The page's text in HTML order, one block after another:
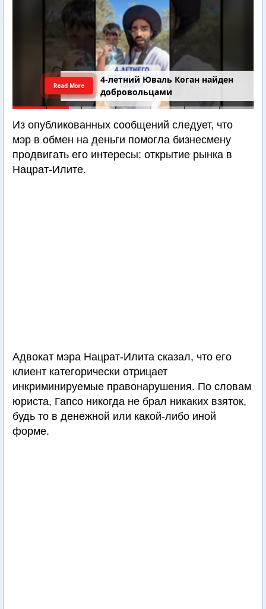
4-летний Юваль Коган найден
добровольцами
Read More
Из опубликованных сообщений следует, что
мэр в обмен на деньги помогла бизнесмену
продвигать его интересы: открытие рынка в
Нацрат-Илите.
Адвокат мэра Нацрат-Илита сказал, что его
клиент категорически отрицает
инкриминируемые правонарушения. По словам
юриста, Гапсо никогда не брал никаких взяток,
будь то в денежной или какой-либо иной
форме.